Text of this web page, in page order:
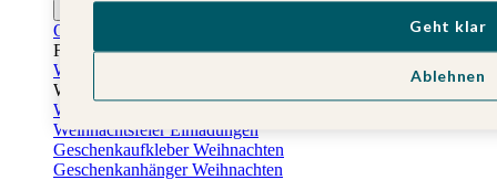
Ostern
Osterkarten
Fotogeschenke zu Ostern
Weihnachtskarten
Weihnachtskarten selbst gestalten
Weihnachtskarten geschäftlich
Weihnachtsfeier Einladungen
Geschenkaufkleber Weihnachten
Geschenkanhänger Weihnachten
Ablehnen
Geht klar